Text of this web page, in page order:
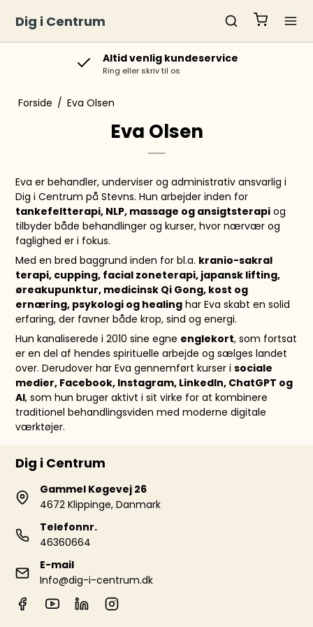
Dig i Centrum
Altid venlig kundeservice
Ring eller skriv til os
Forside / Eva Olsen
Eva Olsen
Eva er behandler, underviser og administrativ ansvarlig i
Dig i Centrum på Stevns. Hun arbejder inden for
tankefeltterapi, NLP, massage og ansigtsterapi og
tilbyder både behandlinger og kurser, hvor nærvær og
faglighed er i fokus.
Med en bred baggrund inden for bl.a. kranio-sakral
terapi, cupping, facial zoneterapi, japansk lifting,
øreakupunktur, medicinsk Qi Gong, kost og
ernæring, psykologi og healing har Eva skabt en solid
erfaring, der favner både krop, sind og energi.
Hun kanaliserede i 2010 sine egne englekort, som fortsat
er en del af hendes spirituelle arbejde og sælges landet
over. Derudover har Eva gennemført kurser isociale
medier, Facebook, Instagram, LinkedIn, ChatGPT og
AI, som hun bruger aktivt i sit virke for at kombinere
traditionel behandlingsviden med moderne digitale
værktøjer.
Dig i Centrum
Gammel Køgevej 26
4672 Klippinge, Danmark
Telefonnr.
46360664
E-mail
Info@dig-i-centrum.dk